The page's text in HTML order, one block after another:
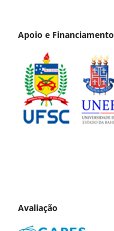
Apoio e Financiamento
Avaliação